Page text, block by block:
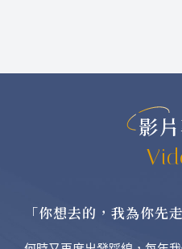
影
「你想去的，我為你先